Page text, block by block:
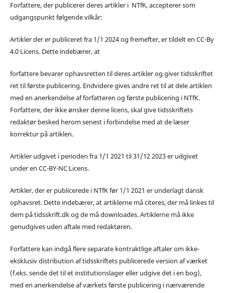
Forfattere, der publicerer deres artikler i NTfK, accepterer som
udgangspunkt følgende vilkår:
Artikler der er publiceret fra 1/1 2024 og fremefter, er tildelt en CC-By
4.0 Licens. Dette indebærer, at
forfattere bevarer ophavsretten til deres artikler og giver tidsskriftet
ret til første publicering. Endvidere gives andre ret til at dele artiklen
med en anerkendelse af forfatteren og første publicering i NTfK.
Forfattere, der ikke ønsker denne licens, skal give tidsskriftets
redaktør besked herom senest i forbindelse med at de læser
korrektur på artiklen.
Artikler udgivet i perioden fra 1/1 2021 til 31/12 2023 er udgivet
under en CC-BY-NC Licens.
Artikler, der er publicerede i NTfK før 1/1 2021 er underlagt dansk
ophavsret. Dette indebærer, at artiklerne må citeres, der må linkes til
dem på tidsskrift.dk og de må downloades. Artiklerne må ikke
genudgives uden aftale med redaktøren.
Forfattere kan indgå flere separate kontraktlige aftaler om ikke-
eksklusiv distribution af tidsskriftets publicerede version af værket
(f.eks. sende det til et institutionslager eller udgive det i en bog),
med en anerkendelse af værkets første publicering i nærværende